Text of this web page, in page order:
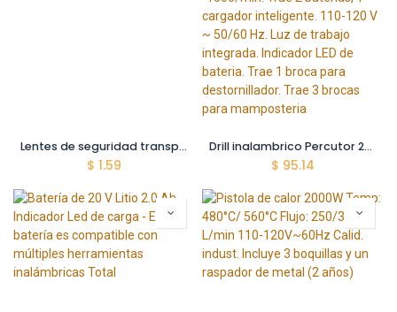
Lentes de seguridad transparentes
$ 1.59
Drill inalambrico Percutor 20 V de 3/8" 45 Nm 0-400/0 -1500/min. Trae 2 baterias, 1 cargador inteligente. 110-120 V ~ 50/60 Hz. Luz de trabajo integrada. Indicador LED de bateria. Trae 1 broca para destornillador. Trae 3 brocas para mamposteria
$ 95.14